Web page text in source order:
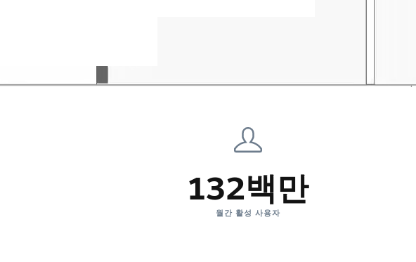
132백만
월간 활성 사용자